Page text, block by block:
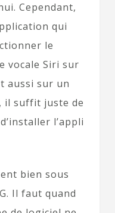
Cependant,
qui
le
vocale Siri sur
aussi sur un
il suffit juste de
l’appli
bien sous
Il faut quand